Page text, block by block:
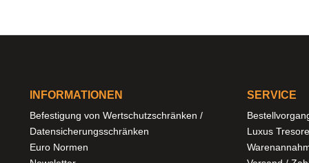
INFORMATIONEN
Befestigung von Wertschutzschränken /
Datensicherungsschränken
Euro Normen
SERVICE
Luxus Tresore